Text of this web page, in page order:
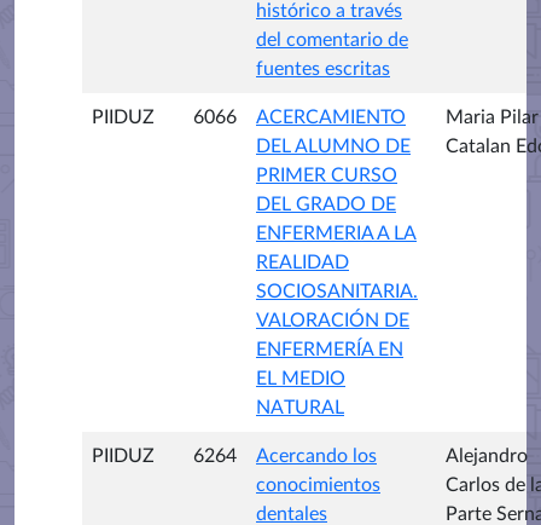
histórico a través
del comentario de
fuentes escritas
PIIDUZ 6066
ACERCAMIENTO
DEL ALUMNO DE
PRIMER CURSO
DEL GRADO DE
ENFERMERIA A LA
REALIDAD
SOCIOSANITARIA.
VALORACIÓN DE
ENFERMERÍA EN
EL MEDIO
NATURAL
Maria Pilar
Catalan
PIIDUZ 6264
Acercando los
conocimientos
dentales
Alejandro
Carlos de
Parte